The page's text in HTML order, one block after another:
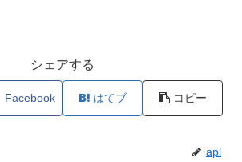
シェアする
Facebook はてブ コピー
apl